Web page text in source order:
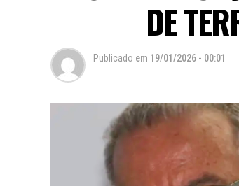
DE
Publicado em 19/01/2026 - 00:01